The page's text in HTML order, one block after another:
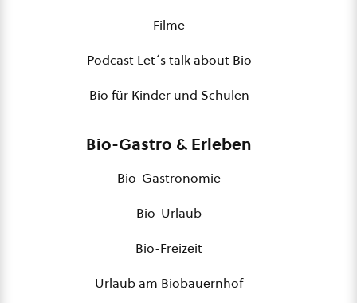
Filme
Podcast Let´s talk about Bio
Bio für Kinder und Schulen
Bio-Gastro & Erleben
Bio-Gastronomie
Bio-Urlaub
Bio-Freizeit
Urlaub am Biobauernhof